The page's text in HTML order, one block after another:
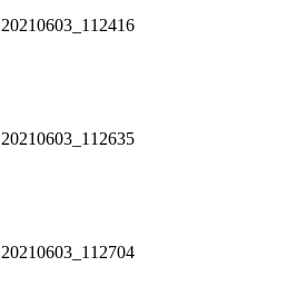
20210603_112416
20210603_112635
20210603_112704